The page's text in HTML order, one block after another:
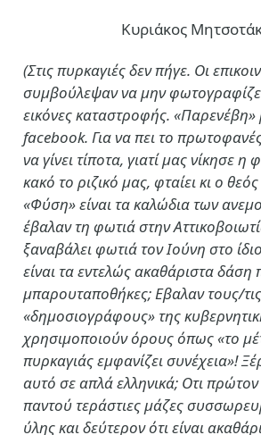
Κυριάκος
(Στις πυρκαγιές δεν πήγε. Οι
συμβούλεψαν να μην
εικόνες καταστροφής.
facebook. Για να πει το
να γίνει τίποτα, γιατί μας νίκησε η
κακό το ριζικό μας, φταίει κι ο
«Φύση» είναι τα καλώδια των
έβαλαν τη φωτιά στην
ξαναβάλει φωτιά τον Ιούνη στο
είναι τα εντελώς ακαθάριστα δάση
μπαρουταποθήκες; Εβαλαν τους/τις
«δημοσιογράφους» της
χρησιμοποιούν όρους όπως «το
πυρκαγιάς εμφανίζει συνέχεια»!
αυτό σε απλά ελληνικά; Οτι
παντού τεράστιες μάζες
ύλης και δεύτερον ότι είναι